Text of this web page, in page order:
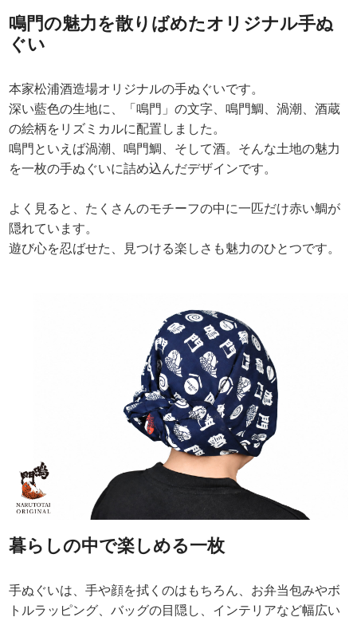
鳴門の魅力を散りばめたオリジナル手ぬ
ぐい
本家松浦酒造場オリジナルの手ぬぐいです。
深い藍色の生地に、「鳴門」の文字、鳴門鯛、渦潮、酒蔵
の絵柄をリズミカルに配置しました。
鳴門といえば渦潮、鳴門鯛、そして酒。そんな土地の魅力
を一枚の手ぬぐいに詰め込んだデザインです。
よく見ると、たくさんのモチーフの中に一匹だけ赤い鯛が
隠れています。
遊び心を忍ばせた、見つける楽しさも魅力のひとつです。
暮らしの中で楽しめる一枚
手ぬぐいは、手や顔を拭くのはもちろん、お弁当包みやボ
トルラッピング、バッグの目隠し、インテリアなど幅広い